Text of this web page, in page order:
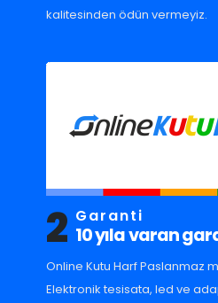
kalitesinden ödün vermeyiz.
2 Garanti
10 yıla varan
Online Kutu Harf Paslanmaz
Elektronik tesisata, led ve